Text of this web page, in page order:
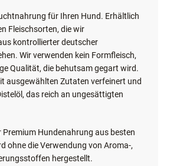
für Ihren Hund. Erhältlich
Fleischsorten, die wir
kontrollierter deutscher
Wir verwenden kein Formfleisch,
Qualität, die behutsam gegart wird.
ausgewählten Zutaten verfeinert und
das reich an ungesättigten
Premium Hundenahrung aus besten
ohne die Verwendung von Aroma-,
hergestellt.